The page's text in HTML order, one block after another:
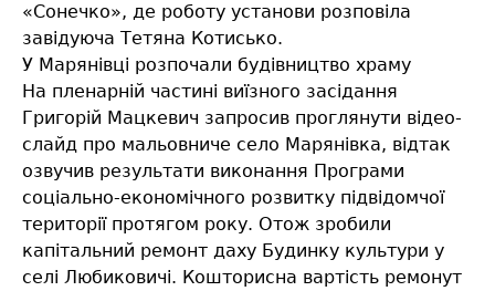
«Сонечко», де роботу установи розповіла
завідуюча Тетяна Котисько.
У Марянівці розпочали будівництво храму
На пленарній частині виїзного засідання
Григорій Мацкевич запросив проглянути відео-
слайд про мальовниче село Марянівка, відтак
озвучив результати виконання Програми
соціально-економічного розвитку підвідомчої
території протягом року. Отож зробили
капітальний ремонт даху Будинку культури у
селі Любиковичі. Кошторисна вартість ремонут